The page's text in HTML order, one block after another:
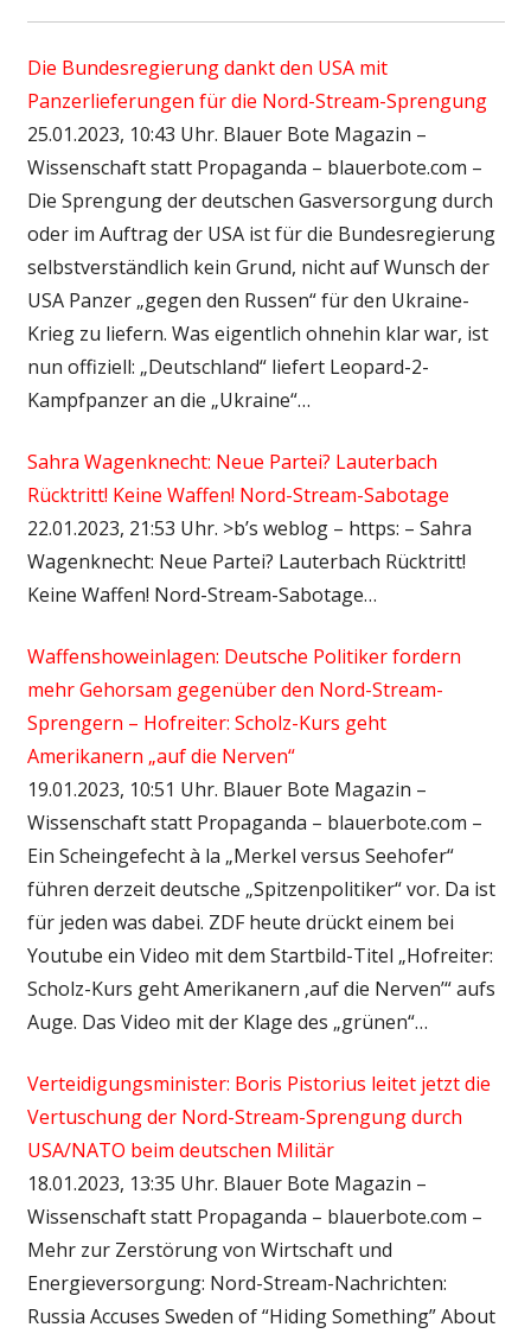
Die Bundesregierung dankt den USA mit
Panzerlieferungen für die Nord-Stream-Sprengung
25.01.2023, 10:43 Uhr. Blauer Bote Magazin –
Wissenschaft statt Propaganda – blauerbote.com –
Die Sprengung der deutschen Gasversorgung durch
oder im Auftrag der USA ist für die Bundesregierung
selbstverständlich kein Grund, nicht auf Wunsch der
USA Panzer „gegen den Russen“ für den Ukraine-
Krieg zu liefern. Was eigentlich ohnehin klar war, ist
nun offiziell: „Deutschland“ liefert Leopard-2-
Kampfpanzer an die „Ukraine“…
Sahra Wagenknecht: Neue Partei? Lauterbach
Rücktritt! Keine Waffen! Nord-Stream-Sabotage
22.01.2023, 21:53 Uhr. >b’s weblog – https: – Sahra
Wagenknecht: Neue Partei? Lauterbach Rücktritt!
Keine Waffen! Nord-Stream-Sabotage…
Waffenshoweinlagen: Deutsche Politiker fordern
mehr Gehorsam gegenüber den Nord-Stream-
Sprengern – Hofreiter: Scholz-Kurs geht
Amerikanern „auf die Nerven“
19.01.2023, 10:51 Uhr. Blauer Bote Magazin –
Wissenschaft statt Propaganda – blauerbote.com –
Ein Scheingefecht à la „Merkel versus Seehofer“
führen derzeit deutsche „Spitzenpolitiker“ vor. Da ist
für jeden was dabei. ZDF heute drückt einem bei
Youtube ein Video mit dem Startbild-Titel „Hofreiter:
Scholz-Kurs geht Amerikanern ‚auf die Nerven’“ aufs
Auge. Das Video mit der Klage des „grünen“…
Verteidigungsminister: Boris Pistorius leitet jetzt die
Vertuschung der Nord-Stream-Sprengung durch
USA/NATO beim deutschen Militär
18.01.2023, 13:35 Uhr. Blauer Bote Magazin –
Wissenschaft statt Propaganda – blauerbote.com –
Mehr zur Zerstörung von Wirtschaft und
Energieversorgung: Nord-Stream-Nachrichten:
Russia Accuses Sweden of “Hiding Something” About